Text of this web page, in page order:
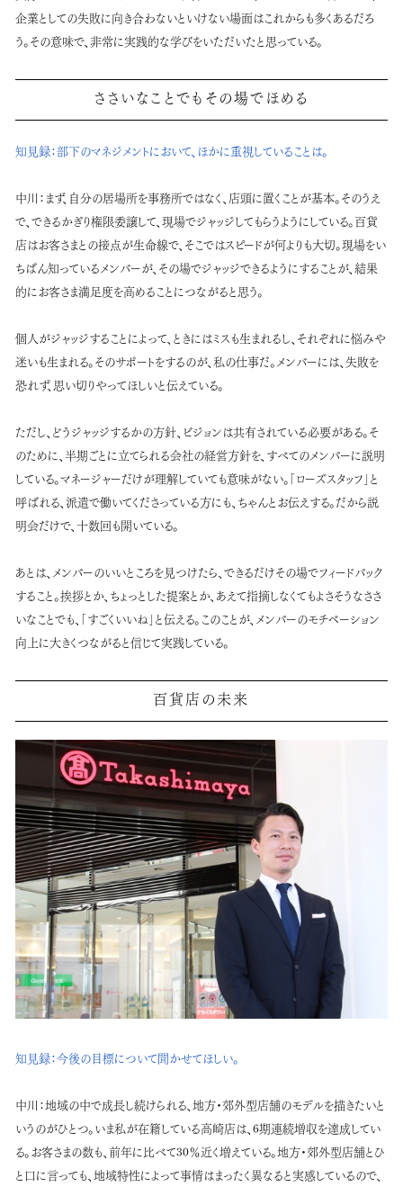
企業としての失敗に向き合わないといけない場面はこれからも多くあるだろ
う。その意味で、非常に実践的な学びをいただいたと思っている。
ささいなことでもその場でほめる
知見録：部下のマネジメントにおいて、ほかに重視していることは。
中川：まず、自分の居場所を事務所ではなく、店頭に置くことが基本。そのうえ
で、できるかぎり権限委譲して、現場でジャッジしてもらうようにしている。百貨
店はお客さまとの接点が生命線で、そこではスピードが何よりも大切。現場をい
ちばん知っているメンバーが、その場でジャッジできるようにすることが、結果
的にお客さま満足度を高めることにつながると思う。
個人がジャッジすることによって、ときにはミスも生まれるし、それぞれに悩みや
迷いも生まれる。そのサポートをするのが、私の仕事だ。メンバーには、失敗を
恐れず、思い切りやってほしいと伝えている。
ただし、どうジャッジするかの方針、ビジョンは共有されている必要がある。そ
のために、半期ごとに立てられる会社の経営方針を、すべてのメンバーに説明
している。マネージャーだけが理解していても意味がない。「ローズスタッフ」と
呼ばれる、派遣で働いてくださっている方にも、ちゃんとお伝えする。だから説
明会だけで、十数回も開いている。
あとは、メンバーのいいところを見つけたら、できるだけその場でフィードバック
すること。挨拶とか、ちょっとした提案とか、あえて指摘しなくてもよさそうなささ
いなことでも、「すごくいいね」と伝える。このことが、メンバーのモチベーション
向上に大きくつながると信じて実践している。
百貨店の未来
知見録：今後の目標について聞かせてほしい。
中川：地域の中で成長し続けられる、地方・郊外型店舗のモデルを描きたいと
いうのがひとつ。いま私が在籍している高崎店は、6期連続増収を達成してい
る。お客さまの数も、前年に比べて30％近く増えている。地方・郊外型店舗とひ
と口に言っても、地域特性によって事情はまったく異なると実感しているので、